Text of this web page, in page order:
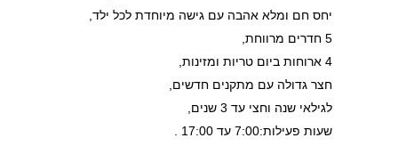
יחס חם ומלא אהבה עם גישה מיוחדת לכל ילד,
5 חדרים מרווחת,
4 ארוחות ביום טריות ומזינות,
חצר גדולה עם מתקנים חדשים,
לגילאי שנה וחצי עד 3 שנים,
שעות פעילות:7:00 עד 17:00 .